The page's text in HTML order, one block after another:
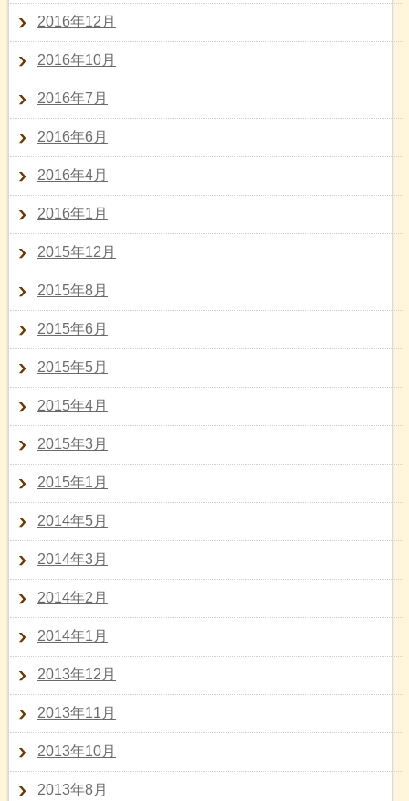
2016年12月
2016年10月
2016年7月
2016年6月
2016年4月
2016年1月
2015年12月
2015年8月
2015年6月
2015年5月
2015年4月
2015年3月
2015年1月
2014年5月
2014年3月
2014年2月
2014年1月
2013年12月
2013年11月
2013年10月
2013年8月